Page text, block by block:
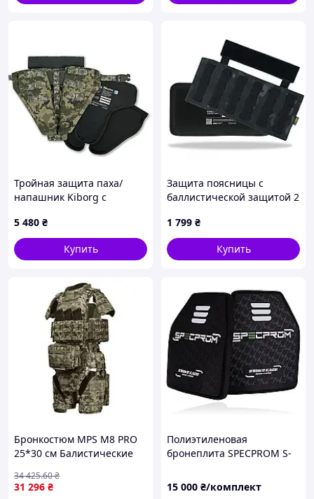
Тройная защита паха/
напашник Kiborg с
класс Militex Пиксель
5 480 ₴
Купить
Защита поясницы с
баллистической защитой 2
Мультикам
1 799 ₴
Купить
Бронкостюм MPS М8 PRO
25*30 см Балистические
Плечий, Ног внешний,
Поясу, Поперек,1 классс
31 296 ₴
34 425.60₴
Полиэтиленовая
бронеплита SPECPROM S-
15 000 ₴/комплект